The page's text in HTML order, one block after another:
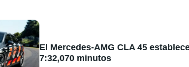
El Mercedes-AMG CLA 45
7:32,070 minutos